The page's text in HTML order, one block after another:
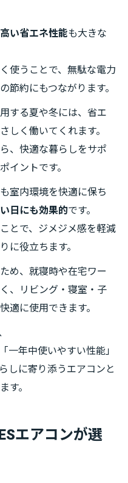
高い省エネ性能も大きな
使うことで、無駄な電力
節約にもつながります。
する夏や冬には、省エ
しく働いてくれます。
、快適な暮らしをサポ
イントです。
室内環境を快適に保ち
日にも効果的です。
とで、ジメジメ感を軽減
に役立ちます。
め、就寝時や在宅ワー
、リビング・寝室・子
適に使用できます。
一年中使いやすい性能」
しに寄り添うエアコンと
す。
エアコンが選